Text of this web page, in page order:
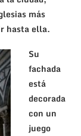
más
hasta ella.
Su
fachada
está
decorada
con un
juego